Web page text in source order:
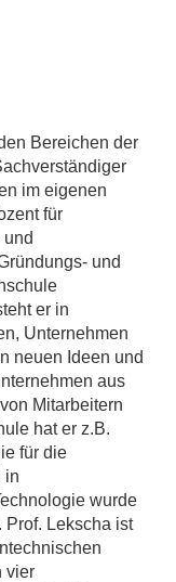
Bereichen der
im eigenen
für
und
er in
Unternehmen
neuen Ideen und
aus
Mitarbeitern
hat er z.B.
für die
in
wurde
Prof. Lekscha ist
vier